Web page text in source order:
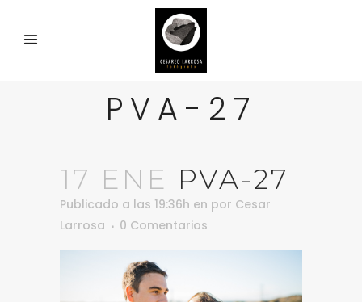
PVA-27
17 ENE PVA-27
Publicado a las 19:36h en por Cesar
Larrosa
0 Comentarios